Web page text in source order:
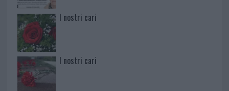
I nostri cari
I nostri cari